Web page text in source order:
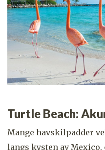
Turtle Beach:
Mange havskilpadder
langs kysten avMexico,